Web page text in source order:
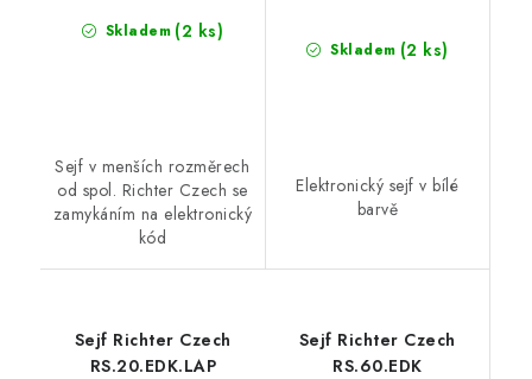
Skladem (2 ks)
Sejf v menších rozměrech
od spol. Richter Czech se
zamykáním na elektronický
kód
Skladem (2 ks)
Elektronický sejf v bílé
barvě
Sejf Richter Czech
RS.20.EDK.LAP
Sejf Richter Czech
RS.60.EDK